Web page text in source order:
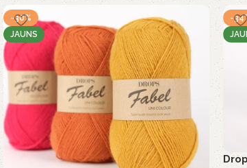
-30%
JAUNS
-